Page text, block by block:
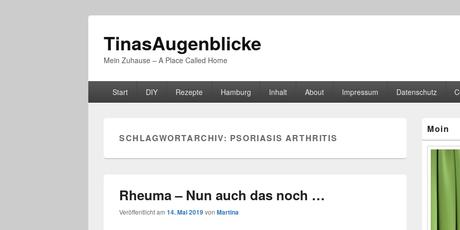
TinasAugenblicke
Mein Zuhause – A Place Called Home
PrimäresStart DIY Rezepte Hamburg Inhalt About Impressum Datenschutz
SCHLAGWORTARCHIV: PSORIASIS ARTHRITIS
Rheuma – Nun auch das noch …
Veröffentlicht am 14. Mai 2019von Martina
Seitenleisten-
Moin